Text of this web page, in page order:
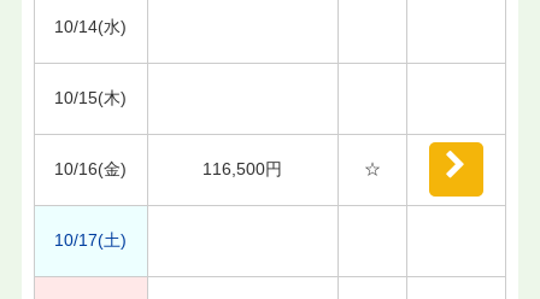
10/14(水)
10/15(木)
10/16(金) 116,500円 ☆
10/17(土)